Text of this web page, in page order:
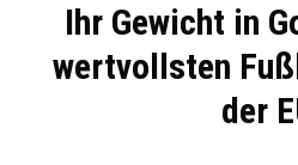
Ihr Gewicht in
wertvollsten
der